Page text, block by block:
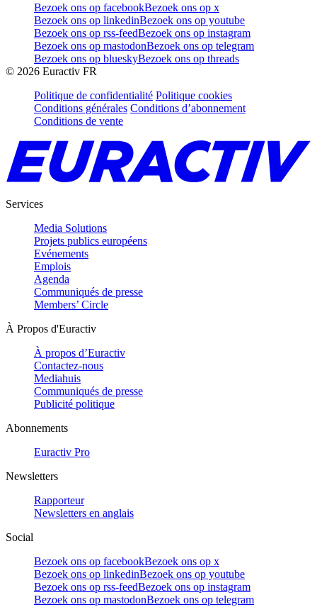
Bezoek ons op facebookBezoek ons op x
Bezoek ons op linkedinBezoek ons op youtube
Bezoek ons op rss-feedBezoek ons op instagram
Bezoek ons op mastodonBezoek ons op telegram
Bezoek ons op blueskyBezoek ons op threads
© 2026 Euractiv FR
Politique de confidentialité Politique cookies
Conditions générales Conditions d’abonnement
Conditions de vente
Services
Media Solutions
Projets publics européens
Evénements
Emplois
Agenda
Communiqués de presse
Members’ Circle
À Propos d'Euractiv
À propos d’Euractiv
Contactez-nous
Mediahuis
Communiqués de presse
Publicité politique
Abonnements
Euractiv Pro
Newsletters
Rapporteur
Newsletters en anglais
Social
Bezoek ons op facebookBezoek ons op x
Bezoek ons op linkedinBezoek ons op youtube
Bezoek ons op rss-feedBezoek ons op instagram
Bezoek ons op mastodonBezoek ons op telegram